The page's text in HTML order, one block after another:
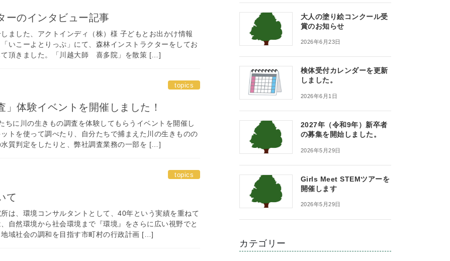
ーのインタビュー記事
ました、アクトインディ（株）様 子どもとお出かけ情報
「いこーよとりっぷ」にて、森林インストラクターをしてお
て頂きました。「川越大師 喜多院」を散策 […]
topics
」体験イベントを開催しました！
ちに川の生きもの調査を体験してもらうイベントを開催し
トを使って調べたり、自分たちで捕まえた川の生きものの
質判定をしたりと、弊社調査業務の一部を […]
topics
て
は、環境コンサルタントとして、40年という実績を重ねて
自然環境から社会環境まで『環境』をさらに広い視野でと
域社会の調和を目指す市町村の行政計画 […]
大人の塗り絵コンクール受
賞のお知らせ
2026年6月23日
検体受付カレンダーを更新
しました。
2026年6月1日
2027年（令和9年）新卒者
の募集を開始しました。
2026年5月29日
Girls Meet STEMツアーを
開催します
2026年5月29日
カテゴリー